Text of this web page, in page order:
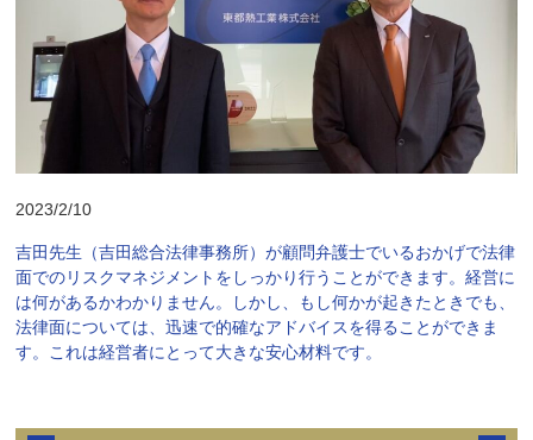
2023/2/10
吉田先生（吉田総合法律事務所）が顧問弁護士でいるおかげで法律
面でのリスクマネジメントをしっかり行うことができます。経営に
は何があるかわかりません。しかし、もし何かが起きたときでも、
法律面については、迅速で的確なアドバイスを得ることができま
す。これは経営者にとって大きな安心材料です。